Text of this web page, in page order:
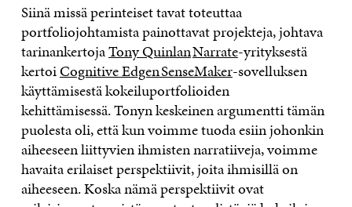
Siinä missä perinteiset tavat toteuttaa
portfoliojohtamistapainottavat projekteja,johtava
tarinankertojaTony QuinlanNarrate-yrityksestä
kertoiCognitive EdgenSenseMaker-sovelluksen
käyttämisestä kokeiluportfolioiden
kehittämisessä.Tonyn keskeinenargumentti tämän
puolesta oli, että kun voimme tuoda esiinjohonkin
aiheeseen liittyvien ihmisten narratiiveja,voimme
havaita erilaiset perspektiivit, joita ihmisillä on
aiheeseen. Koska nämä perspektiivit ovat